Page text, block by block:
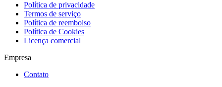
Política de privacidade
Termos de serviço
Política de reembolso
Política de Cookies
Licença comercial
Empresa
Contato